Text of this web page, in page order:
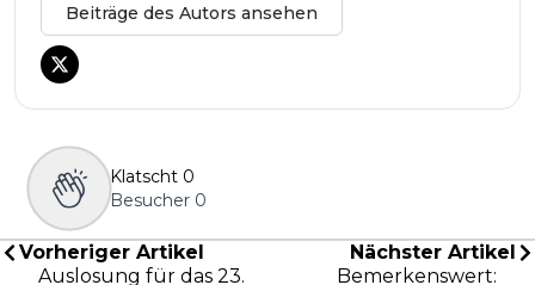
Beiträge des Autors ansehen
Klatscht 0
Besucher 0
Vorheriger Artikel
Auslosung für das 23.
Nächster Artikel
Bemerkenswert: